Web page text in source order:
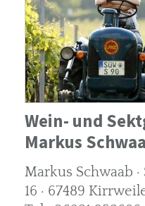
Wein- und
Markus
Markus Schwaab
16 · 67489